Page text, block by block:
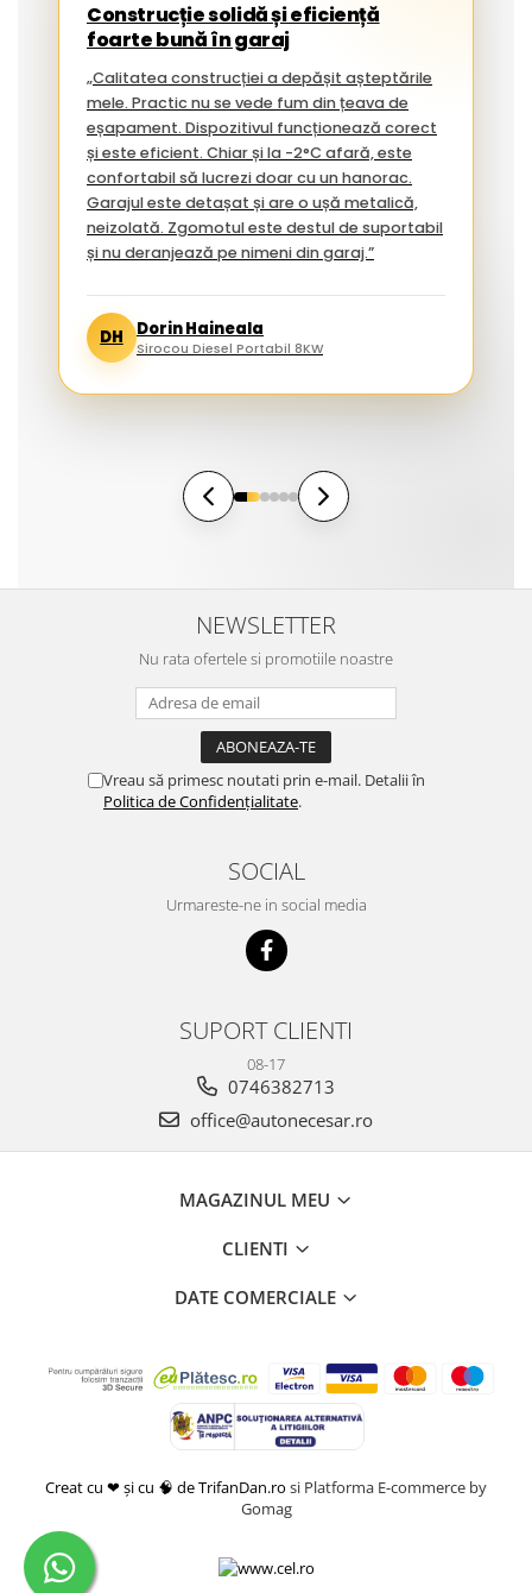
Construcție solidă și eficiență
foarte bună în garaj
„Calitatea construcției a depășit așteptările
mele. Practic nu se vede fum din țeava de
eșapament. Dispozitivul funcționează corect
și este eficient. Chiar și la -2°C afară, este
confortabil să lucrezi doar cu un hanorac.
Garajul este detașat și are o ușă metalică,
neizolată. Zgomotul este destul de suportabil
și nu deranjează pe nimeni din garaj.”
DH Dorin Haineala
Sirocou Diesel Portabil 8KW
NEWSLETTER
Nu rata ofertele si promotiile noastre
Vreau să primesc noutati prin e-mail. Detalii în
Politica de Confidențialitate.
SOCIAL
Urmareste-ne in social media
SUPORT CLIENTI
08-17
0746382713
office@autonecesar.ro
MAGAZINUL MEU
CLIENTI
DATE COMERCIALE
Creat cu ❤ și cu 🧠 de TrifanDan.ro si Platforma E-commerce by
Gomag